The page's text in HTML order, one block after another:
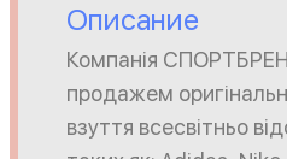
Описание
Компанія
продажем
взуття всесвітньо